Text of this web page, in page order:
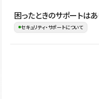
ながらレイアウトに影響を与
す。
Studioでは、公開サイトやサ
の暗号化、データ保護、ア
はSSL/TLSによる通信暗号
困ったときのサポートはあ
セキュリティ・サポートについて
操作方法や機能については